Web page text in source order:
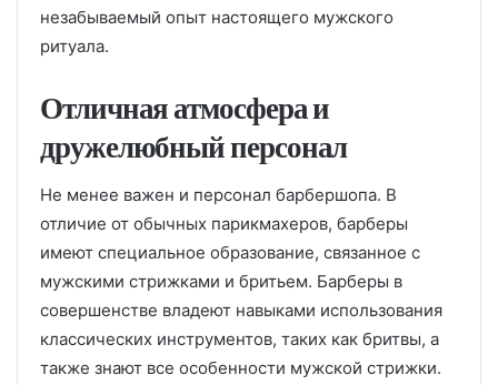
незабываемый опыт настоящего мужского
ритуала.
Отличная атмосфера и
дружелюбный персонал
Не менее важен и персонал барбершопа. В
отличие от обычных парикмахеров, барберы
имеют специальное образование, связанное с
мужскими стрижками и бритьем. Барберы в
совершенстве владеют навыками использования
классических инструментов, таких как бритвы, а
также знают все особенности мужской стрижки.